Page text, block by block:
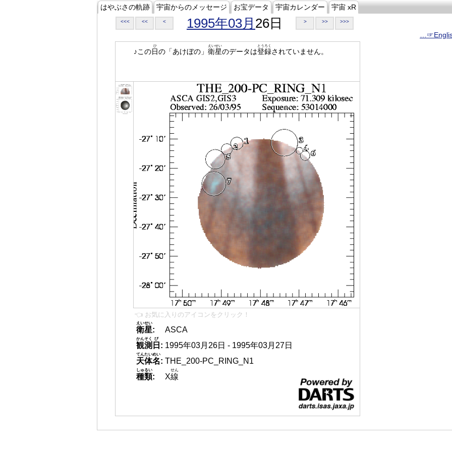
はやぶさの軌跡 宇宙からのメッセージ お宝データ 宇宙カレンダー 宇宙 xR
<<< << < 1995年03月 26日 > >> >>>
♪この日
ひ
の「あけぼの」 衛星
えいせい
のデータは登録
とうろく
されていません。
👈 お気に入りのアイコンをクリック！
衛星
えいせい
:
ASCA
観測
かんそく
日
び
: 1995年03月26日 - 1995年03月27日
天体名
てんたいめい
: THE_200-PC_RING_N1
種類
しゅるい
: X線
せん